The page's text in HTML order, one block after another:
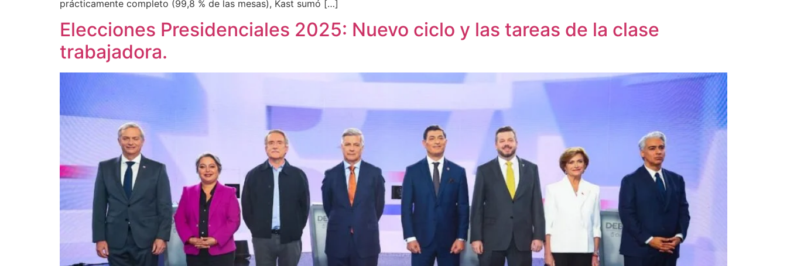
prácticamente completo (99,8 % de las mesas), Kast sumó […]
Elecciones Presidenciales 2025: Nuevo ciclo y las tareas de la clase
trabajadora.